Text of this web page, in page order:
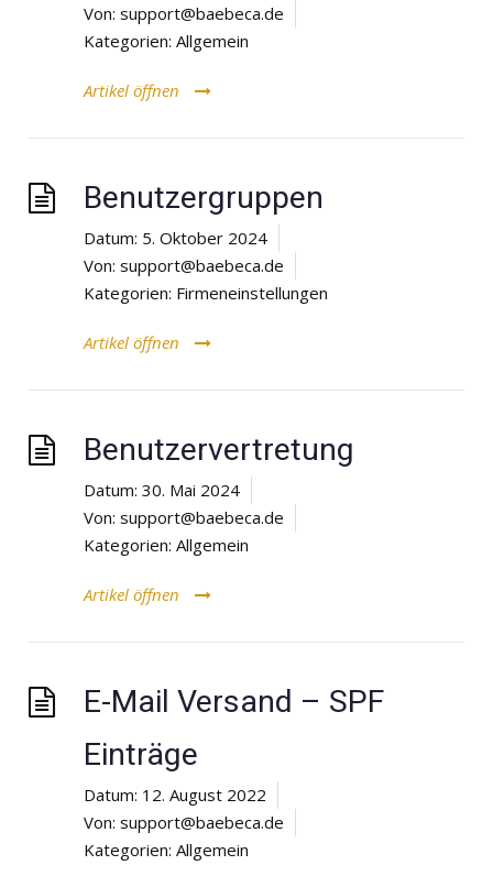
Von: support@baebeca.de
Kategorien: Allgemein
Artikel öffnen
Benutzergruppen
Datum: 5. Oktober 2024
Von: support@baebeca.de
Kategorien: Firmeneinstellungen
Artikel öffnen
Benutzervertretung
Datum: 30. Mai 2024
Von: support@baebeca.de
Kategorien: Allgemein
Artikel öffnen
E-Mail Versand – SPF
Einträge
Datum: 12. August 2022
Von: support@baebeca.de
Kategorien: Allgemein